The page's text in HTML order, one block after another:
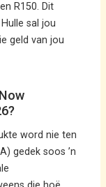
R150. Dit
sal jou
geld van jou
word nie ten
gedek soos ’n